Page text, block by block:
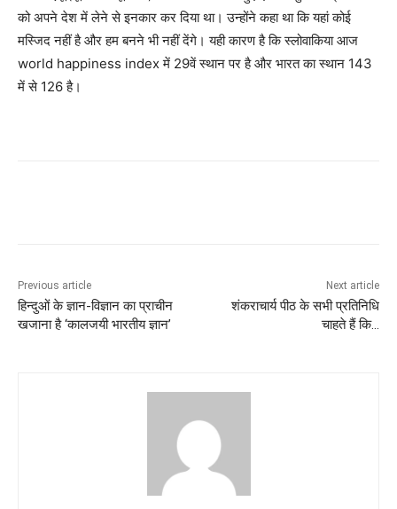
को अपने देश में लेने से इनकार कर दिया था। उन्होंने कहा था कि यहां कोई
मस्जिद नहीं है और हम बनने भी नहीं देंगे। यही कारण है कि स्लोवाकिया आज
world happiness index में 29वें स्थान पर है और भारत का स्थान 143
में से 126 है।
Previous article
हिन्दुओं के ज्ञान-विज्ञान का प्राचीन
खजाना है ‘कालजयी भारतीय ज्ञान’
Next article
शंकराचार्य पीठ के सभी प्रतिनिधि
चाहते हैं कि…